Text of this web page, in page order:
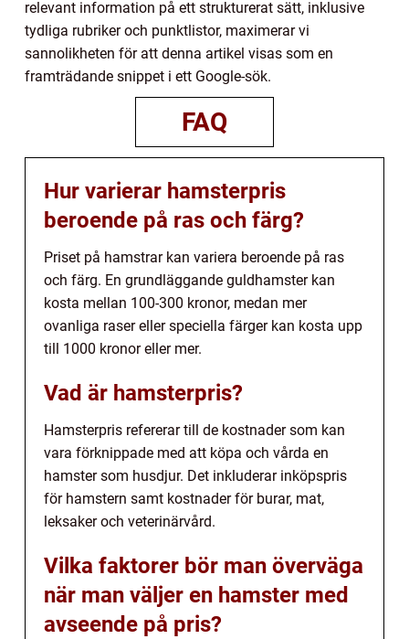
relevant information på ett strukturerat sätt, inklusive
tydliga rubriker och punktlistor, maximerar vi
sannolikheten för att denna artikel visas som en
framträdande snippet i ett Google-sök.
FAQ
Hur varierar hamsterpris
beroende på ras och färg?
Priset på hamstrar kan variera beroende på ras
och färg. En grundläggande guldhamster kan
kosta mellan 100-300 kronor, medan mer
ovanliga raser eller speciella färger kan kosta upp
till 1000 kronor eller mer.
Vad är hamsterpris?
Hamsterpris refererar till de kostnader som kan
vara förknippade med att köpa och vårda en
hamster som husdjur. Det inkluderar inköpspris
för hamstern samt kostnader för burar, mat,
leksaker och veterinärvård.
Vilka faktorer bör man överväga
när man väljer en hamster med
avseende på pris?